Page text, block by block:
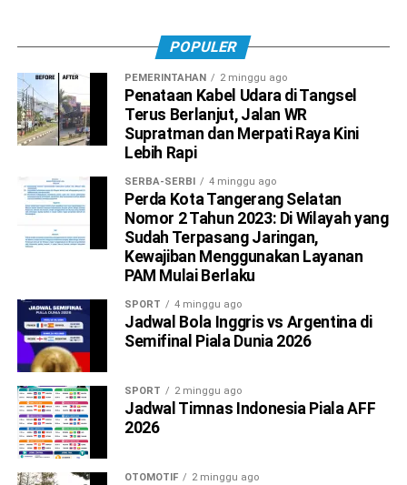
POPULER
PEMERINTAHAN 2 minggu ago
Penataan Kabel Udara di Tangsel
Terus Berlanjut, Jalan WR
Supratman dan Merpati Raya Kini
Lebih Rapi
SERBA-SERBI 4 minggu ago
Perda Kota Tangerang Selatan
Nomor 2 Tahun 2023: Di Wilayah yang
Sudah Terpasang Jaringan,
Kewajiban Menggunakan Layanan
PAM Mulai Berlaku
SPORT 4 minggu ago
Jadwal Bola Inggris vs Argentina di
Semifinal Piala Dunia 2026
SPORT 2 minggu ago
Jadwal Timnas Indonesia Piala AFF
2026
OTOMOTIF 2 minggu ago